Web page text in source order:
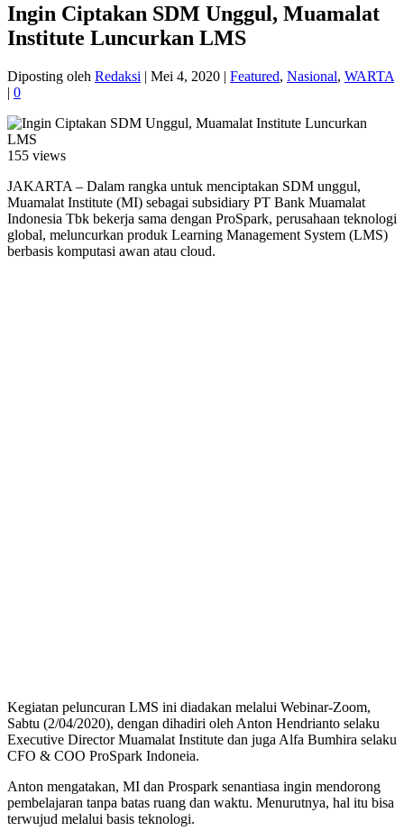
Ingin Ciptakan SDM Unggul, Muamalat
Institute Luncurkan LMS
Diposting oleh Redaksi | Mei 4, 2020 | Featured, Nasional, WARTA
| 0
155 views
JAKARTA – Dalam rangka untuk menciptakan SDM unggul,
Muamalat Institute (MI) sebagai subsidiary PT Bank Muamalat
Indonesia Tbk bekerja sama dengan ProSpark, perusahaan teknologi
global, meluncurkan produk Learning Management System (LMS)
berbasis komputasi awan atau cloud.
Kegiatan peluncuran LMS ini diadakan melalui Webinar-Zoom,
Sabtu (2/04/2020), dengan dihadiri oleh Anton Hendrianto selaku
Executive Director Muamalat Institute dan juga Alfa Bumhira selaku
CFO & COO ProSpark Indoneia.
Anton mengatakan, MI dan Prospark senantiasa ingin mendorong
pembelajaran tanpa batas ruang dan waktu. Menurutnya, hal itu bisa
terwujud melalui basis teknologi.